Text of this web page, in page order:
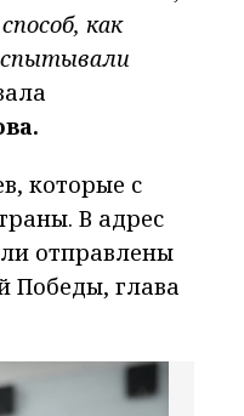
как
которые с
В адрес
отправлены
Победы, глава